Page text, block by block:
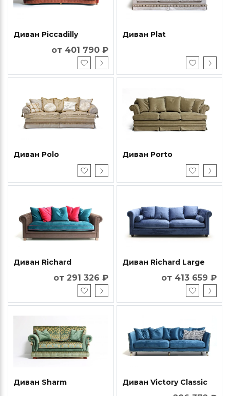
Диван Piccadilly
от 401 790 ₽
Диван Plat
Диван Polo Диван Porto
Диван Richard
от 291 326 ₽
Диван Richard Large
от 413 659 ₽
Диван Sharm Диван Victory Classic